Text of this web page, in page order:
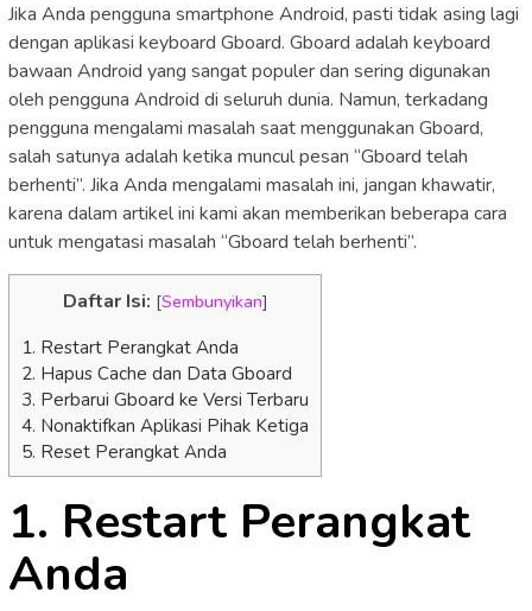
Jika Anda pengguna smartphone Android, pasti tidak asing lagi
dengan aplikasi keyboard Gboard. Gboard adalah keyboard
bawaan Android yang sangat populer dan sering digunakan
oleh pengguna Android di seluruh dunia. Namun, terkadang
pengguna mengalami masalah saat menggunakan Gboard,
salah satunya adalah ketika muncul pesan “Gboard telah
berhenti”. Jika Anda mengalami masalah ini, jangan khawatir,
karena dalam artikel ini kami akan memberikan beberapa cara
untuk mengatasi masalah “Gboard telah berhenti”.
Daftar Isi: [Sembunyikan]
1. Restart Perangkat Anda
2. Hapus Cache dan Data Gboard
3. Perbarui Gboard ke Versi Terbaru
4. Nonaktifkan Aplikasi Pihak Ketiga
5. Reset Perangkat Anda
1. Restart Perangkat
Anda